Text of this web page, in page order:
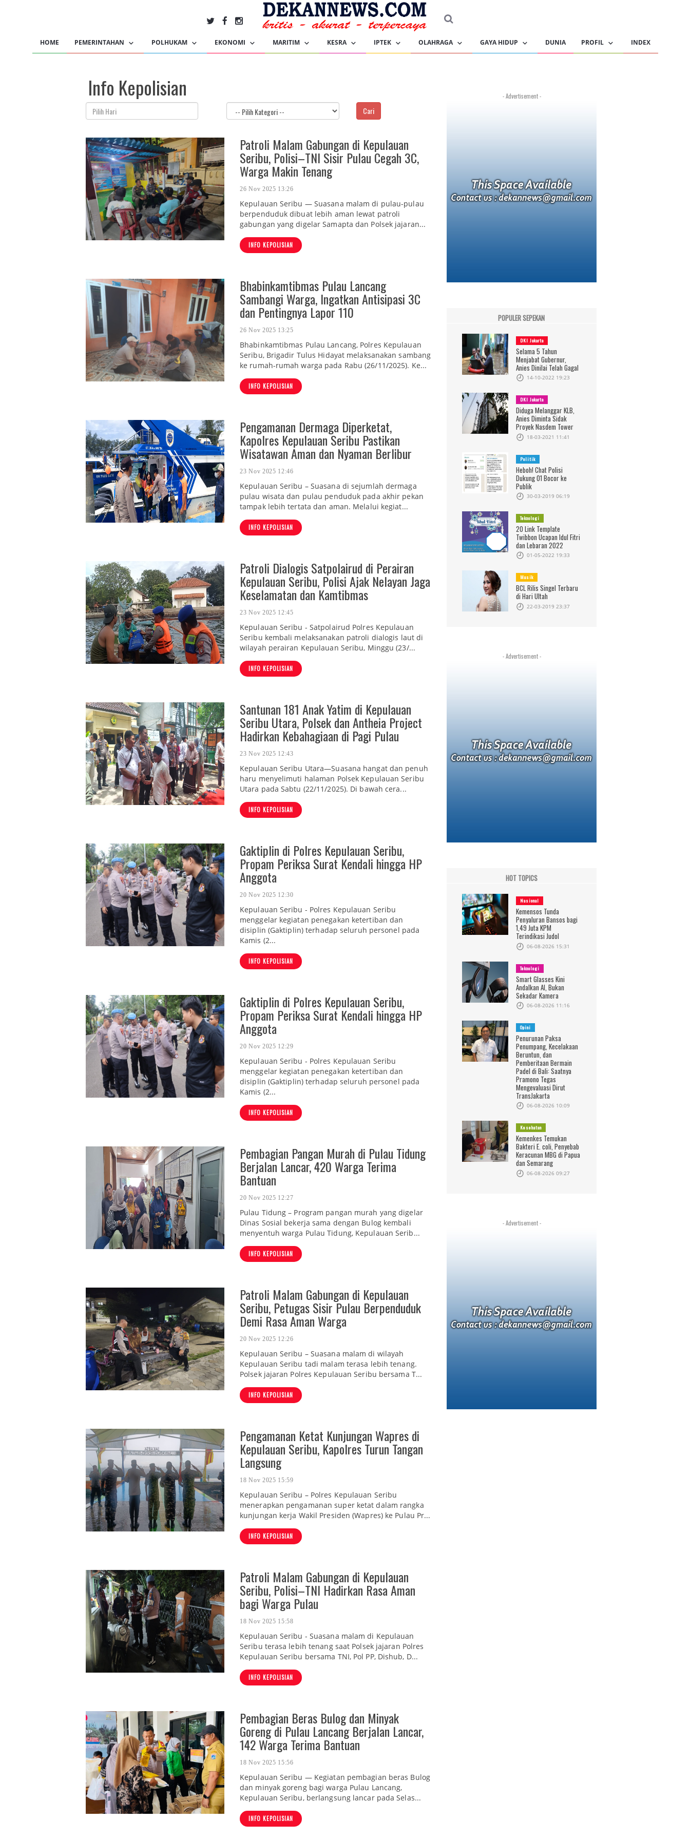
HOME PEMERINTAHAN POLHUKAM EKONOMI MARITIM KESRA IPTEK OLAHRAGA GAYA HIDUP DUNIA PROFIL INDEX
Info Kepolisian
Cari
Patroli Malam Gabungan di Kepulauan
Seribu, Polisi–TNI Sisir Pulau Cegah 3C,
Warga Makin Tenang
26 Nov 2025 13:26
Kepulauan Seribu — Suasana malam di pulau-pulau
berpenduduk dibuat lebih aman lewat patroli
gabungan yang digelar Samapta dan Polsek jajaran...
INFO KEPOLISIAN
Bhabinkamtibmas Pulau Lancang
Sambangi Warga, Ingatkan Antisipasi 3C
dan Pentingnya Lapor 110
26 Nov 2025 13:25
Bhabinkamtibmas Pulau Lancang, Polres Kepulauan
Seribu, Brigadir Tulus Hidayat melaksanakan sambang
ke rumah-rumah warga pada Rabu (26/11/2025). Ke...
INFO KEPOLISIAN
Pengamanan Dermaga Diperketat,
Kapolres Kepulauan Seribu Pastikan
Wisatawan Aman dan Nyaman Berlibur
23 Nov 2025 12:46
Kepulauan Seribu – Suasana di sejumlah dermaga
pulau wisata dan pulau penduduk pada akhir pekan
tampak lebih tertata dan aman. Melalui kegiat...
INFO KEPOLISIAN
Patroli Dialogis Satpolairud di Perairan
Kepulauan Seribu, Polisi Ajak Nelayan Jaga
Keselamatan dan Kamtibmas
23 Nov 2025 12:45
Kepulauan Seribu - Satpolairud Polres Kepulauan
Seribu kembali melaksanakan patroli dialogis laut di
wilayah perairan Kepulauan Seribu, Minggu (23/...
INFO KEPOLISIAN
Santunan 181 Anak Yatim di Kepulauan
Seribu Utara, Polsek dan Antheia Project
Hadirkan Kebahagiaan di Pagi Pulau
23 Nov 2025 12:43
Kepulauan Seribu Utara—Suasana hangat dan penuh
haru menyelimuti halaman Polsek Kepulauan Seribu
Utara pada Sabtu (22/11/2025). Di bawah cera...
INFO KEPOLISIAN
Gaktiplin di Polres Kepulauan Seribu,
Propam Periksa Surat Kendali hingga HP
Anggota
20 Nov 2025 12:30
Kepulauan Seribu - Polres Kepulauan Seribu
menggelar kegiatan penegakan ketertiban dan
disiplin (Gaktiplin) terhadap seluruh personel pada
Kamis (2...
INFO KEPOLISIAN
Gaktiplin di Polres Kepulauan Seribu,
Propam Periksa Surat Kendali hingga HP
Anggota
20 Nov 2025 12:29
Kepulauan Seribu - Polres Kepulauan Seribu
menggelar kegiatan penegakan ketertiban dan
disiplin (Gaktiplin) terhadap seluruh personel pada
Kamis (2...
INFO KEPOLISIAN
Pembagian Pangan Murah di Pulau Tidung
Berjalan Lancar, 420 Warga Terima
Bantuan
20 Nov 2025 12:27
Pulau Tidung – Program pangan murah yang digelar
Dinas Sosial bekerja sama dengan Bulog kembali
menyentuh warga Pulau Tidung, Kepulauan Serib...
INFO KEPOLISIAN
Patroli Malam Gabungan di Kepulauan
Seribu, Petugas Sisir Pulau Berpenduduk
Demi Rasa Aman Warga
20 Nov 2025 12:26
Kepulauan Seribu – Suasana malam di wilayah
Kepulauan Seribu tadi malam terasa lebih tenang.
Polsek jajaran Polres Kepulauan Seribu bersama T...
INFO KEPOLISIAN
Pengamanan Ketat Kunjungan Wapres di
Kepulauan Seribu, Kapolres Turun Tangan
Langsung
18 Nov 2025 15:59
Kepulauan Seribu – Polres Kepulauan Seribu
menerapkan pengamanan super ketat dalam rangka
kunjungan kerja Wakil Presiden (Wapres) ke Pulau Pr...
INFO KEPOLISIAN
Patroli Malam Gabungan di Kepulauan
Seribu, Polisi–TNI Hadirkan Rasa Aman
bagi Warga Pulau
18 Nov 2025 15:58
Kepulauan Seribu - Suasana malam di Kepulauan
Seribu terasa lebih tenang saat Polsek jajaran Polres
Kepulauan Seribu bersama TNI, Pol PP, Dishub, D...
INFO KEPOLISIAN
Pembagian Beras Bulog dan Minyak
Goreng di Pulau Lancang Berjalan Lancar,
142 Warga Terima Bantuan
18 Nov 2025 15:56
Kepulauan Seribu — Kegiatan pembagian beras Bulog
dan minyak goreng bagi warga Pulau Lancang,
Kepulauan Seribu, berlangsung lancar pada Selas...
INFO KEPOLISIAN
- Advertisement -
POPULER SEPEKAN
DKI Jakarta
Selama 5 Tahun
Menjabat Gubernur,
Anies Dinilai Telah Gagal
14-10-2022 19:23
DKI Jakarta
Diduga Melanggar KLB,
Anies Diminta Sidak
Proyek Nasdem Tower
18-03-2021 11:41
Politik
Heboh! Chat Polisi
Dukung 01 Bocor ke
Publik
30-03-2019 06:19
Teknologi
20 Link Template
Twibbon Ucapan Idul Fitri
dan Lebaran 2022
01-05-2022 19:33
Musik
BCL Rilis Singel Terbaru
di Hari Ultah
22-03-2019 23:37
- Advertisement -
HOT TOPICS
Nasional
Kemensos Tunda
Penyaluran Bansos bagi
1,49 Juta KPM
Terindikasi Judol
06-08-2026 15:31
Teknologi
Smart Glasses Kini
Andalkan AI, Bukan
Sekadar Kamera
06-08-2026 11:16
Opini
Penurunan Paksa
Penumpang, Kecelakaan
Beruntun, dan
Pemberitaan Bermain
Padel di Bali: Saatnya
Pramono Tegas
Mengevaluasi Dirut
TransJakarta
06-08-2026 10:09
Kesehatan
Kemenkes Temukan
Bakteri E. coli, Penyebab
Keracunan MBG di Papua
dan Semarang
06-08-2026 09:27
- Advertisement -